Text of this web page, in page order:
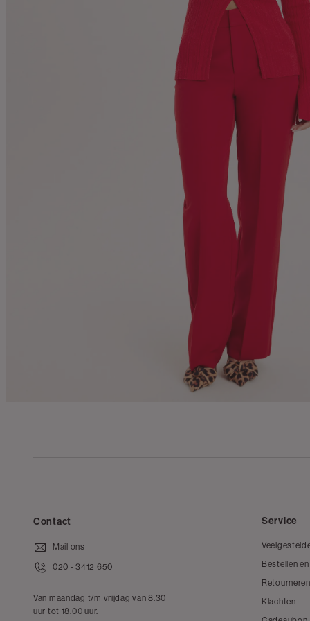
Contact
Mail ons
020 - 3412 650
Van maandag t/m vrijdag van 8.30
uur tot 18.00 uur.
Service
Bestellen
Klachten